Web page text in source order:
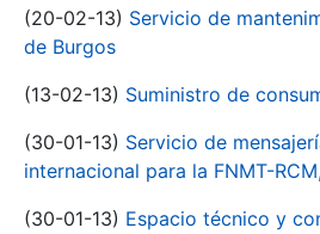
(20-02-13) Servicio de
de Burgos
(13-02-13) Suministro de
(30-01-13) Servicio de
internacional para la FNMT-
(30-01-13) Espacio técnico y